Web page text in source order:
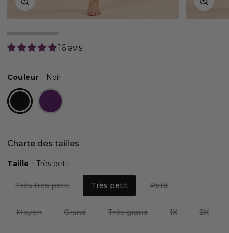
16 avis
Couleur Noir
Charte des tailles
Taille Très petit
Très très petit Très petit Petit
Moyen Grand Très grand 1X 2X